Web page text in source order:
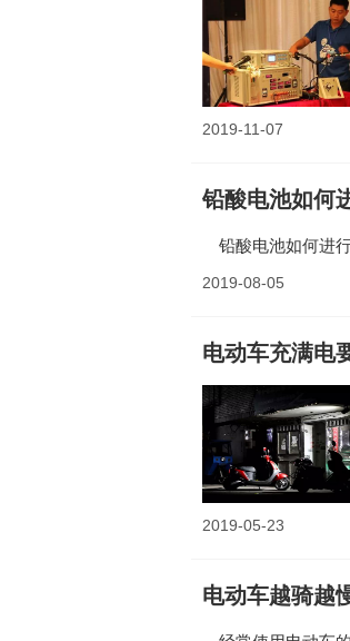
2019-11-07
铅酸电池如何
铅酸电池如何进
2019-08-05
电动车充满电
2019-05-23
电动车越骑越